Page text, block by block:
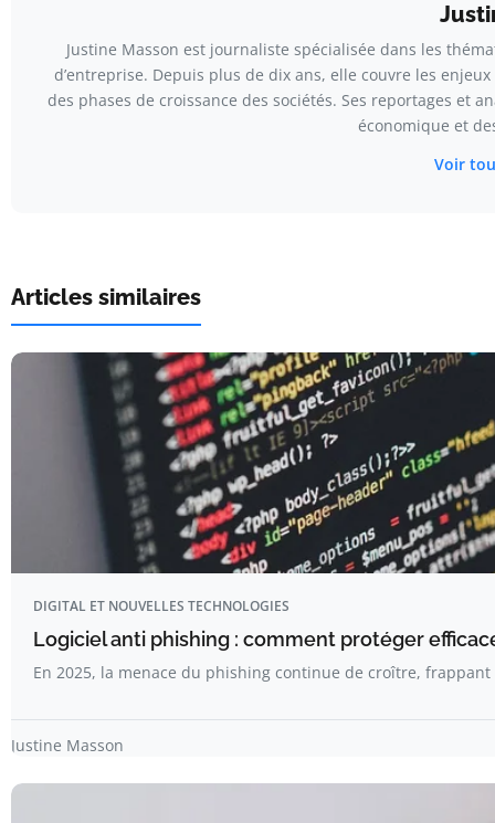
Justine Masson est journaliste spécialisée dans les
d’entreprise. Depuis plus de dix ans, elle couvre les
des phases de croissance des sociétés. Ses reportages et
économique et
Voir
Articles similaires
DIGITAL ET NOUVELLES TECHNOLOGIES
Logiciel anti phishing : comment protéger
En 2025, la menace du phishing continue de croître,
Justine Masson